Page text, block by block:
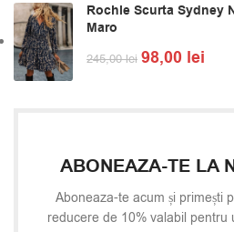
Rochie Scurta Sydney
Maro
245,00lei 98,00 lei
ABONEAZA-TE LA
Aboneaza-te acum și primești
reducere de 10% valabil pentru